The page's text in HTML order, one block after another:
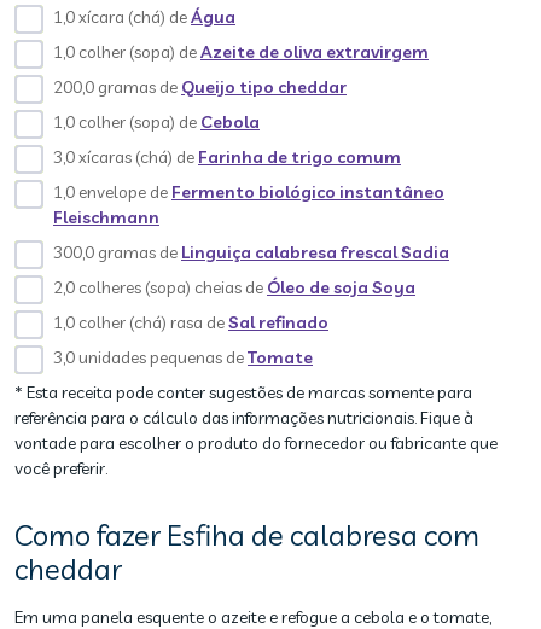
1,0 xícara (chá) deÁgua
1,0 colher (sopa) deAzeite de oliva extravirgem
200,0 gramas de Queijo tipo cheddar
1,0 colher (sopa) de Cebola
3,0 xícaras (chá) de Farinha de trigo comum
1,0 envelope de Fermento biológico instantâneo
Fleischmann
300,0 gramas de Linguiça calabresa frescal Sadia
2,0 colheres (sopa) cheias de Óleo de soja Soya
1,0 colher (chá) rasa deSal refinado
3,0 unidades pequenas deTomate
* Esta receita pode conter sugestões de marcas somente para
referência para o cálculo das informações nutricionais. Fique à
vontade para escolher o produto do fornecedor ou fabricante que
você preferir.
Como fazer Esfiha de calabresa com
cheddar
Em uma panela esquente o azeite e refogue a cebola e o tomate,